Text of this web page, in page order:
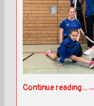
Continue reading…→